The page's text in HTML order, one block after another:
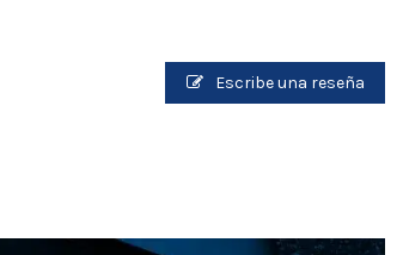
Escribe una reseña